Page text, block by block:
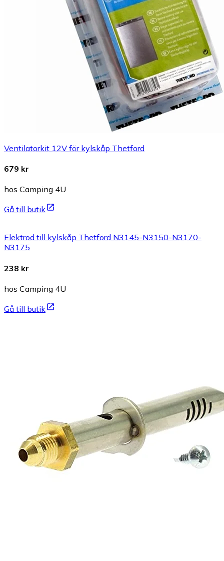
Ventilatorkit 12V för kylskåp Thetford
679 kr
hos Camping 4U
Gå till butik
Elektrod till kylskåp Thetford N3145-N3150-N3170-
N3175
238 kr
hos Camping 4U
Gå till butik